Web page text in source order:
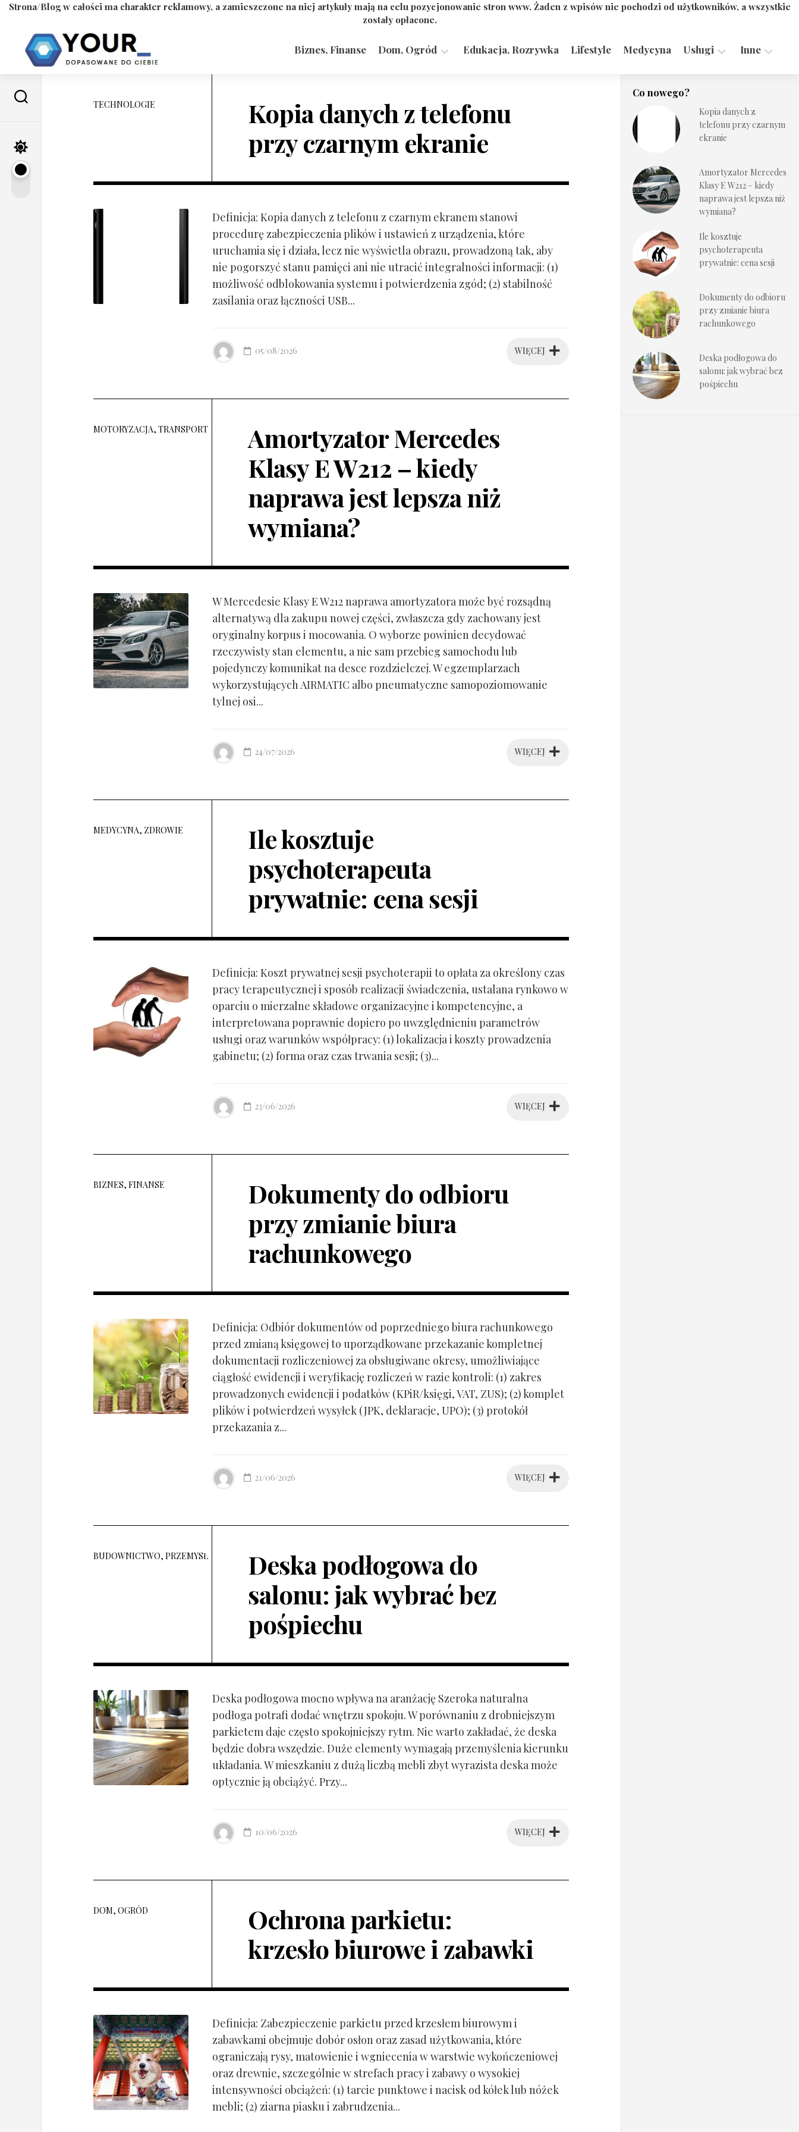
Strona/Blog w całości ma charakter reklamowy, a zamieszczone na niej artykuły mają na celu pozycjonowanie stron www. Żaden z wpisów nie pochodzi od użytkowników, a wszystkie
zostały opłacone.
content
Biznes, Finanse Dom, Ogród Edukacja, Rozrywka Lifestyle Medycyna Usługi
Technologie
Inne
TECHNOLOGIE
Kopia danych z telefonu
przy czarnym ekranie
Definicja: Kopia danych z telefonu z czarnym ekranem stanowi
procedurę zabezpieczenia plików i ustawień z urządzenia, które
uruchamia się i działa, lecz nie wyświetla obrazu, prowadzoną tak, aby
nie pogorszyć stanu pamięci ani nie utracić integralności informacji: (1)
możliwość odblokowania systemu i potwierdzenia zgód; (2) stabilność
zasilania oraz łączności USB...
WIĘCEJ
05/08/2026
MOTORYZACJA, TRANSPORT
Amortyzator Mercedes
Klasy E W212 – kiedy
naprawa jest lepsza niż
wymiana?
W Mercedesie Klasy E W212 naprawa amortyzatora może być rozsądną
alternatywą dla zakupu nowej części, zwłaszcza gdy zachowany jest
oryginalny korpus i mocowania. O wyborze powinien decydować
rzeczywisty stan elementu, a nie sam przebieg samochodu lub
pojedynczy komunikat na desce rozdzielczej. W egzemplarzach
wykorzystujących AIRMATIC albo pneumatyczne samopoziomowanie
tylnej osi...
WIĘCEJ
24/07/2026
MEDYCYNA, ZDROWIE
Ile kosztuje
psychoterapeuta
prywatnie: cena sesji
Definicja: Koszt prywatnej sesji psychoterapii to opłata za określony czas
pracy terapeutycznej i sposób realizacji świadczenia, ustalana rynkowo w
oparciu o mierzalne składowe organizacyjne i kompetencyjne, a
interpretowana poprawnie dopiero po uwzględnieniu parametrów
usługi oraz warunków współpracy: (1) lokalizacja i koszty prowadzenia
gabinetu; (2) forma oraz czas trwania sesji; (3)...
WIĘCEJ
23/06/2026
BIZNES, FINANSE
Dokumenty do odbioru
przy zmianie biura
rachunkowego
Definicja: Odbiór dokumentów od poprzedniego biura rachunkowego
przed zmianą księgowej to uporządkowane przekazanie kompletnej
dokumentacji rozliczeniowej za obsługiwane okresy, umożliwiające
ciągłość ewidencji i weryfikację rozliczeń w razie kontroli: (1) zakres
prowadzonych ewidencji i podatków (KPiR/księgi, VAT, ZUS); (2) komplet
plików i potwierdzeń wysyłek (JPK, deklaracje, UPO); (3) protokół
przekazania z...
WIĘCEJ
21/06/2026
BUDOWNICTWO, PRZEMYSŁ
Deska podłogowa do
salonu: jak wybrać bez
pośpiechu
Deska podłogowa mocno wpływa na aranżację Szeroka naturalna
podłoga potrafi dodać wnętrzu spokoju. W porównaniu z drobniejszym
parkietem daje często spokojniejszy rytm. Nie warto zakładać, że deska
będzie dobra wszędzie. Duże elementy wymagają przemyślenia kierunku
układania. W mieszkaniu z dużą liczbą mebli zbyt wyrazista deska może
optycznie ją obciążyć. Przy...
WIĘCEJ
10/06/2026
DOM, OGRÓD
Ochrona parkietu:
krzesło biurowe i zabawki
Definicja: Zabezpieczenie parkietu przed krzesłem biurowym i
zabawkami obejmuje dobór osłon oraz zasad użytkowania, które
ograniczają rysy, matowienie i wgniecenia w warstwie wykończeniowej
oraz drewnie, szczególnie w strefach pracy i zabawy o wysokiej
intensywności obciążeń: (1) tarcie punktowe i nacisk od kółek lub nóżek
mebli; (2) ziarna piasku i zabrudzenia...
Co nowego?
Kopia danych z
telefonu przy czarnym
ekranie
Amortyzator Mercedes
Klasy E W212 – kiedy
naprawa jest lepsza niż
wymiana?
Ile kosztuje
psychoterapeuta
prywatnie: cena sesji
Dokumenty do odbioru
przy zmianie biura
rachunkowego
Deska podłogowa do
salonu: jak wybrać bez
pośpiechu